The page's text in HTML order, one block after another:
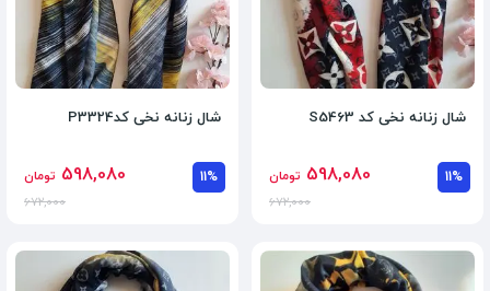
شال زنانه نخی کد S5463
11%
598,080 تومان
672,000
شال زنانه نخی کدP3324
11%
598,080 تومان
672,000